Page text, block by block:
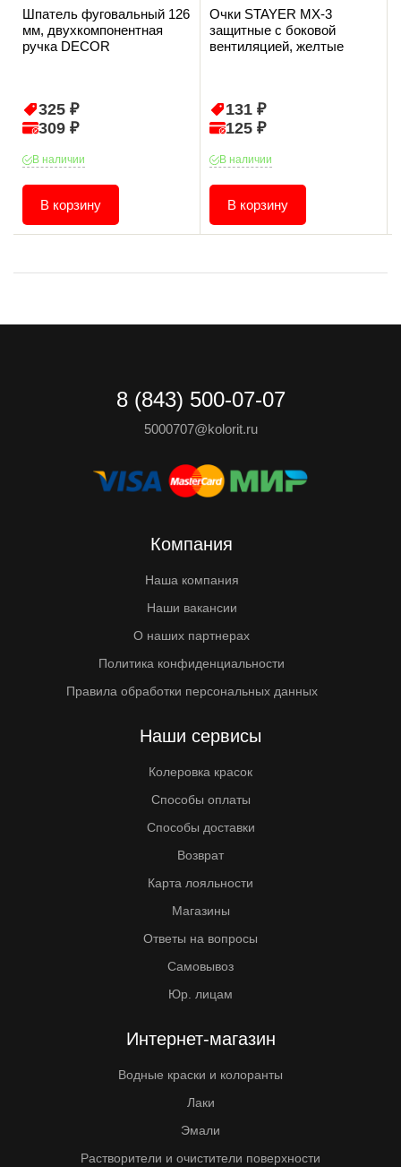
Шпатель фуговальный 126
мм, двухкомпонентная
ручка DECOR
325 ₽
309 ₽
В наличии
В корзину
Очки STAYER MX-3
защитные с боковой
вентиляцией, желтые
131 ₽
125 ₽
В наличии
В корзину
8 (843) 500-07-07
5000707@kolorit.ru
Компания
Наша компания
Наши вакансии
О наших партнерах
Политика конфиденциальности
Правила обработки персональных данных
Наши сервисы
Колеровка красок
Способы оплаты
Способы доставки
Возврат
Карта лояльности
Магазины
Ответы на вопросы
Самовывоз
Юр. лицам
Интернет-магазин
Водные краски и колоранты
Лаки
Эмали
Растворители и очистители поверхности